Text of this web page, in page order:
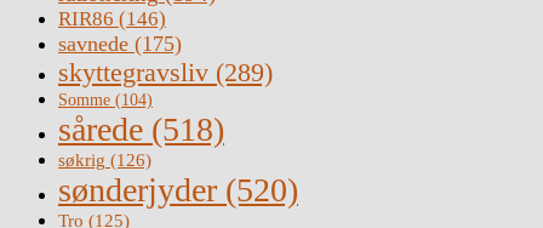
RIR86 (146)
savnede (175)
skyttegravsliv (289)
Somme (104)
sårede (518)
søkrig (126)
sønderjyder (520)
Tro (125)